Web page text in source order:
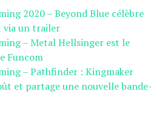
2020 – Beyond Blue célèbre
via un trailer
– Metal Hellsinger est le
Funcom
– Pathfinder : Kingmaker
et partage une nouvelle bande-